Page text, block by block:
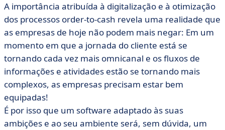
A importância atribuída à digitalização e à otimização
dos processos order-to-cash revela uma realidade que
as empresas de hoje não podem mais negar: Em um
momento em que a jornada do cliente está se
tornando cada vez mais omnicanal e os fluxos de
informações e atividades estão se tornando mais
complexos, as empresas precisam estar bem
equipadas!
É por isso que um software adaptado às suas
ambições e ao seu ambiente será, sem dúvida, um